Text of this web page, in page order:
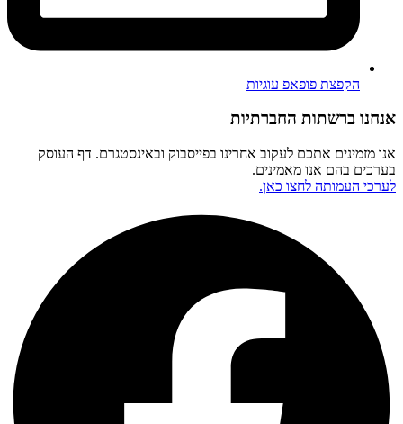
הקפצת פופאפ עוגיות
אנחנו ברשתות החברתיות
אנו מזמינים אתכם לעקוב אחרינו בפייסבוק ובאינסטגרם. דף העוסק
בערכים בהם אנו מאמינים.
לערכי העמותה לחצו כאן.